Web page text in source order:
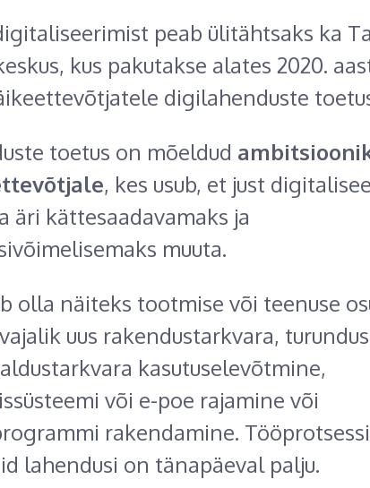
peab ülitähtsaks ka
kus pakutakse alates 2020.
digilahenduste
toetus on mõeldud
, kes usub, et just
äri kättesaadavamaks ja
muuta.
olla näiteks tootmise või teenuse
uus rakendustarkvara,
kasutuselevõtmine,
või e-poe rajamine või
rakendamine.
lahendusi on tänapäeval palju.